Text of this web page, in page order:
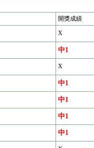
開獎成績
X
中1
X
中1
中1
中1
中1